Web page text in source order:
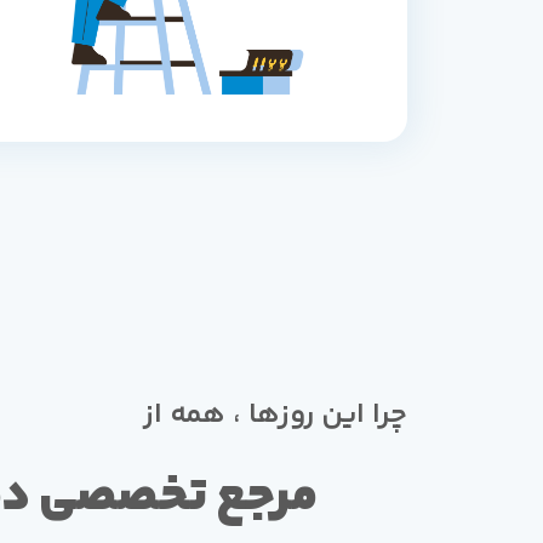
چرا این روزها ، همه از
مرجع تخصصی